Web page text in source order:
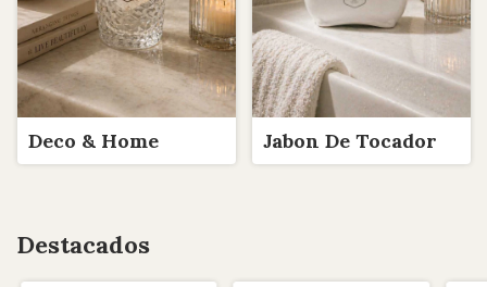
Deco & Home Jabon De Tocador
Destacados